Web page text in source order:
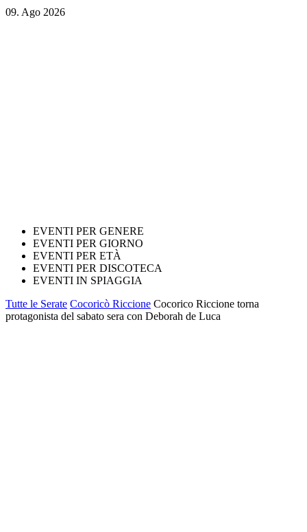
09. Ago 2026
EVENTI PER GENERE
EVENTI PER GIORNO
EVENTI PER ETÀ
EVENTI PER DISCOTECA
EVENTI IN SPIAGGIA
Tutte le Serate Cocoricò Riccione Cocorico Riccione torna
protagonista del sabato sera con Deborah de Luca